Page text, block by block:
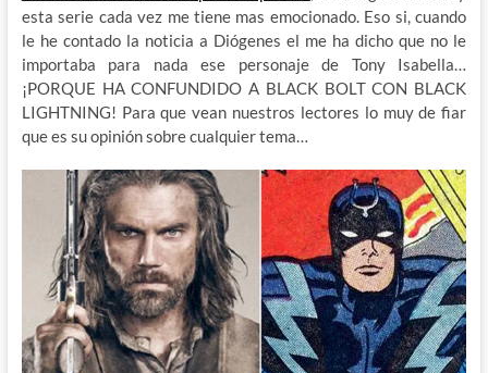
esta serie cada vez me tiene mas emocionado. Eso si, cuando
le he contado la noticia a Diógenes el me ha dicho que no le
importaba para nada ese personaje de Tony Isabella…
¡PORQUE HA CONFUNDIDO A BLACK BOLT CON BLACK
LIGHTNING! Para que vean nuestros lectores lo muy de fiar
que es su opinión sobre cualquier tema…